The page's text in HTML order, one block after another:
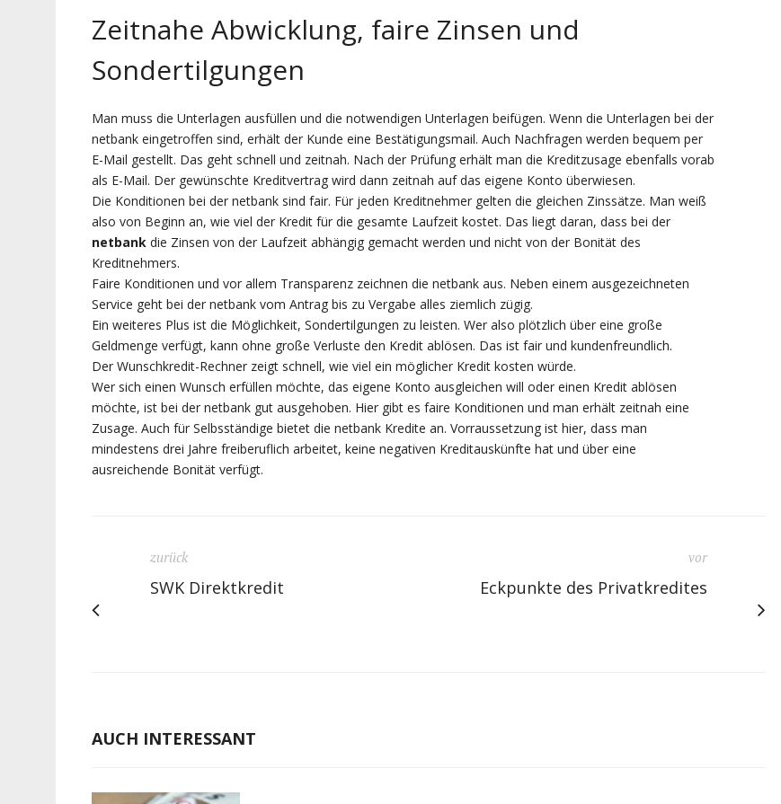
Zeitnahe Abwicklung, faire Zinsen und
Sondertilgungen
Man muss die Unterlagen ausfüllen und die notwendigen Unterlagen beifügen. Wenn die Unterlagen bei der
netbank eingetroffen sind, erhält der Kunde eine Bestätigungsmail. Auch Nachfragen werden bequem per
E-Mail gestellt. Das geht schnell und zeitnah. Nach der Prüfung erhält man die Kreditzusage ebenfalls vorab
als E-Mail. Der gewünschte Kreditvertrag wird dann zeitnah auf das eigene Konto überwiesen.
Die Konditionen bei der netbank sind fair. Für jeden Kreditnehmer gelten die gleichen Zinssätze. Man weiß
also von Beginn an, wie viel der Kredit für die gesamte Laufzeit kostet. Das liegt daran, dass bei der
netbank die Zinsen von der Laufzeit abhängig gemacht werden und nicht von der Bonität des
Kreditnehmers.
Faire Konditionen und vor allem Transparenz zeichnen die netbank aus. Neben einem ausgezeichneten
Service geht bei der netbank vom Antrag bis zu Vergabe alles ziemlich zügig.
Ein weiteres Plus ist die Möglichkeit, Sondertilgungen zu leisten. Wer also plötzlich über eine große
Geldmenge verfügt, kann ohne große Verluste den Kredit ablösen. Das ist fair und kundenfreundlich.
Der Wunschkredit-Rechner zeigt schnell, wie viel ein möglicher Kredit kosten würde.
Wer sich einen Wunsch erfüllen möchte, das eigene Konto ausgleichen will oder einen Kredit ablösen
möchte, ist bei der netbank gut ausgehoben. Hier gibt es faire Konditionen und man erhält zeitnah eine
Zusage. Auch für Selbsständige bietet die netbank Kredite an. Vorraussetzung ist hier, dass man
mindestens drei Jahre freiberuflich arbeitet, keine negativen Kreditauskünfte hat und über eine
ausreichende Bonität verfügt.
zurück
SWK Direktkredit
vor
Eckpunkte des Privatkredites
AUCH INTERESSANT